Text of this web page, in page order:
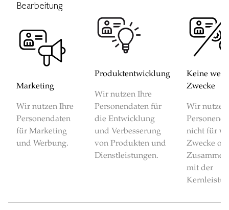
Bearbeitung
Marketing
Wir nutzen Ihre
Personendaten
für Marketing
und Werbung.
Produktentwicklung
Wir nutzen Ihre
Personendaten für
die Entwicklung
und Verbesserung
von Produkten und
Dienstleistungen.
Keine
Zwecke
Wir nutzen
nicht für
Zwecke
mit der